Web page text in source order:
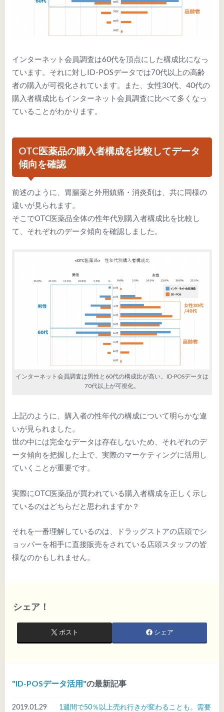
インターネット会員調査は60代を頂点にした構成比になっ
ています。それに対しID-POSデータでは70代以上の高齢
者の購入が可視化されています。また、女性30代、40代の
購入者構成比もインターネット会員調査に比べて多くなっ
ていることがわかります。
OTC医薬品の購入者構成を比較してデータ
傾向を確認
前述のように、胃腸薬と外用鎮痛・消炎剤は、共に同様の
違いが見られます。
そこでOTC医薬品全体の性年代別購入者構成比を比較し
て、それぞれのデータ傾向を確認しました。
インターネット会員調査は男性と60代の構成比が高い。ID-POSデータは
70代以上が可視化。
上記のように、購入者の性年代の構成について明らかな違
いが見られました。
世の中には完全なデータは存在しないため、それぞれのデ
ータ傾向を把握した上で、実際のマーケティングに活用し
ていくことが重要です。
実際にOTC医薬品が買われている購入者構成を正しく示し
ているのはどちらだと思われますか？
それを一番理解しているのは、ドラッグストアの店頭でシ
ョッパーを相手に直接販売をされている店頭スタッフの皆
様なのかもしれません。
シェア！
ポスト シェア
ID-POSデータ活用 の最新記事
2019.01.29 1週間で50％以上売れ行きが変わることも。需要